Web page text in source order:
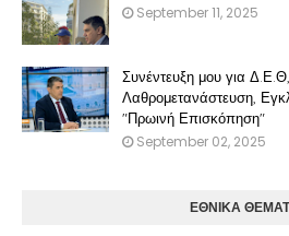
September 11, 2025
Συνέντευξη μου για
Λαθρομετανάστευση,
"Πρωινή Επισκόπηση"
September 02, 2025
ΕΘΝΙΚΑ